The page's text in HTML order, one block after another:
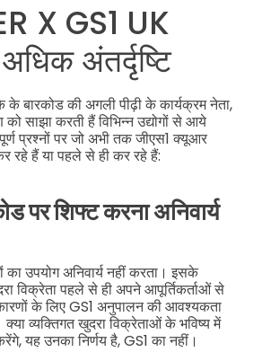
X GS1 UK
अंतर्दृष्टि
बारकोड की अगली पीढ़ी के कार्यक्रम नेता,
को साझा करती हैं विभिन्न उद्योगों से आये
प्रश्नों पर जो अभी तक जीएस1 क्यूआर
रहे हैं या पहले से ही कर रहे हैं:
पर शिफ्ट करना अनिवार्य
का उपयोग अनिवार्य नहीं करता। इसके
विक्रेता पहले से ही अपने आपूर्तिकर्ताओं से
के लिए GS1 अनुपालन की आवश्यकता
व्यक्तिगत खुदरा विक्रेताओं के भविष्य में
यह उनका निर्णय है, GS1 का नहीं।